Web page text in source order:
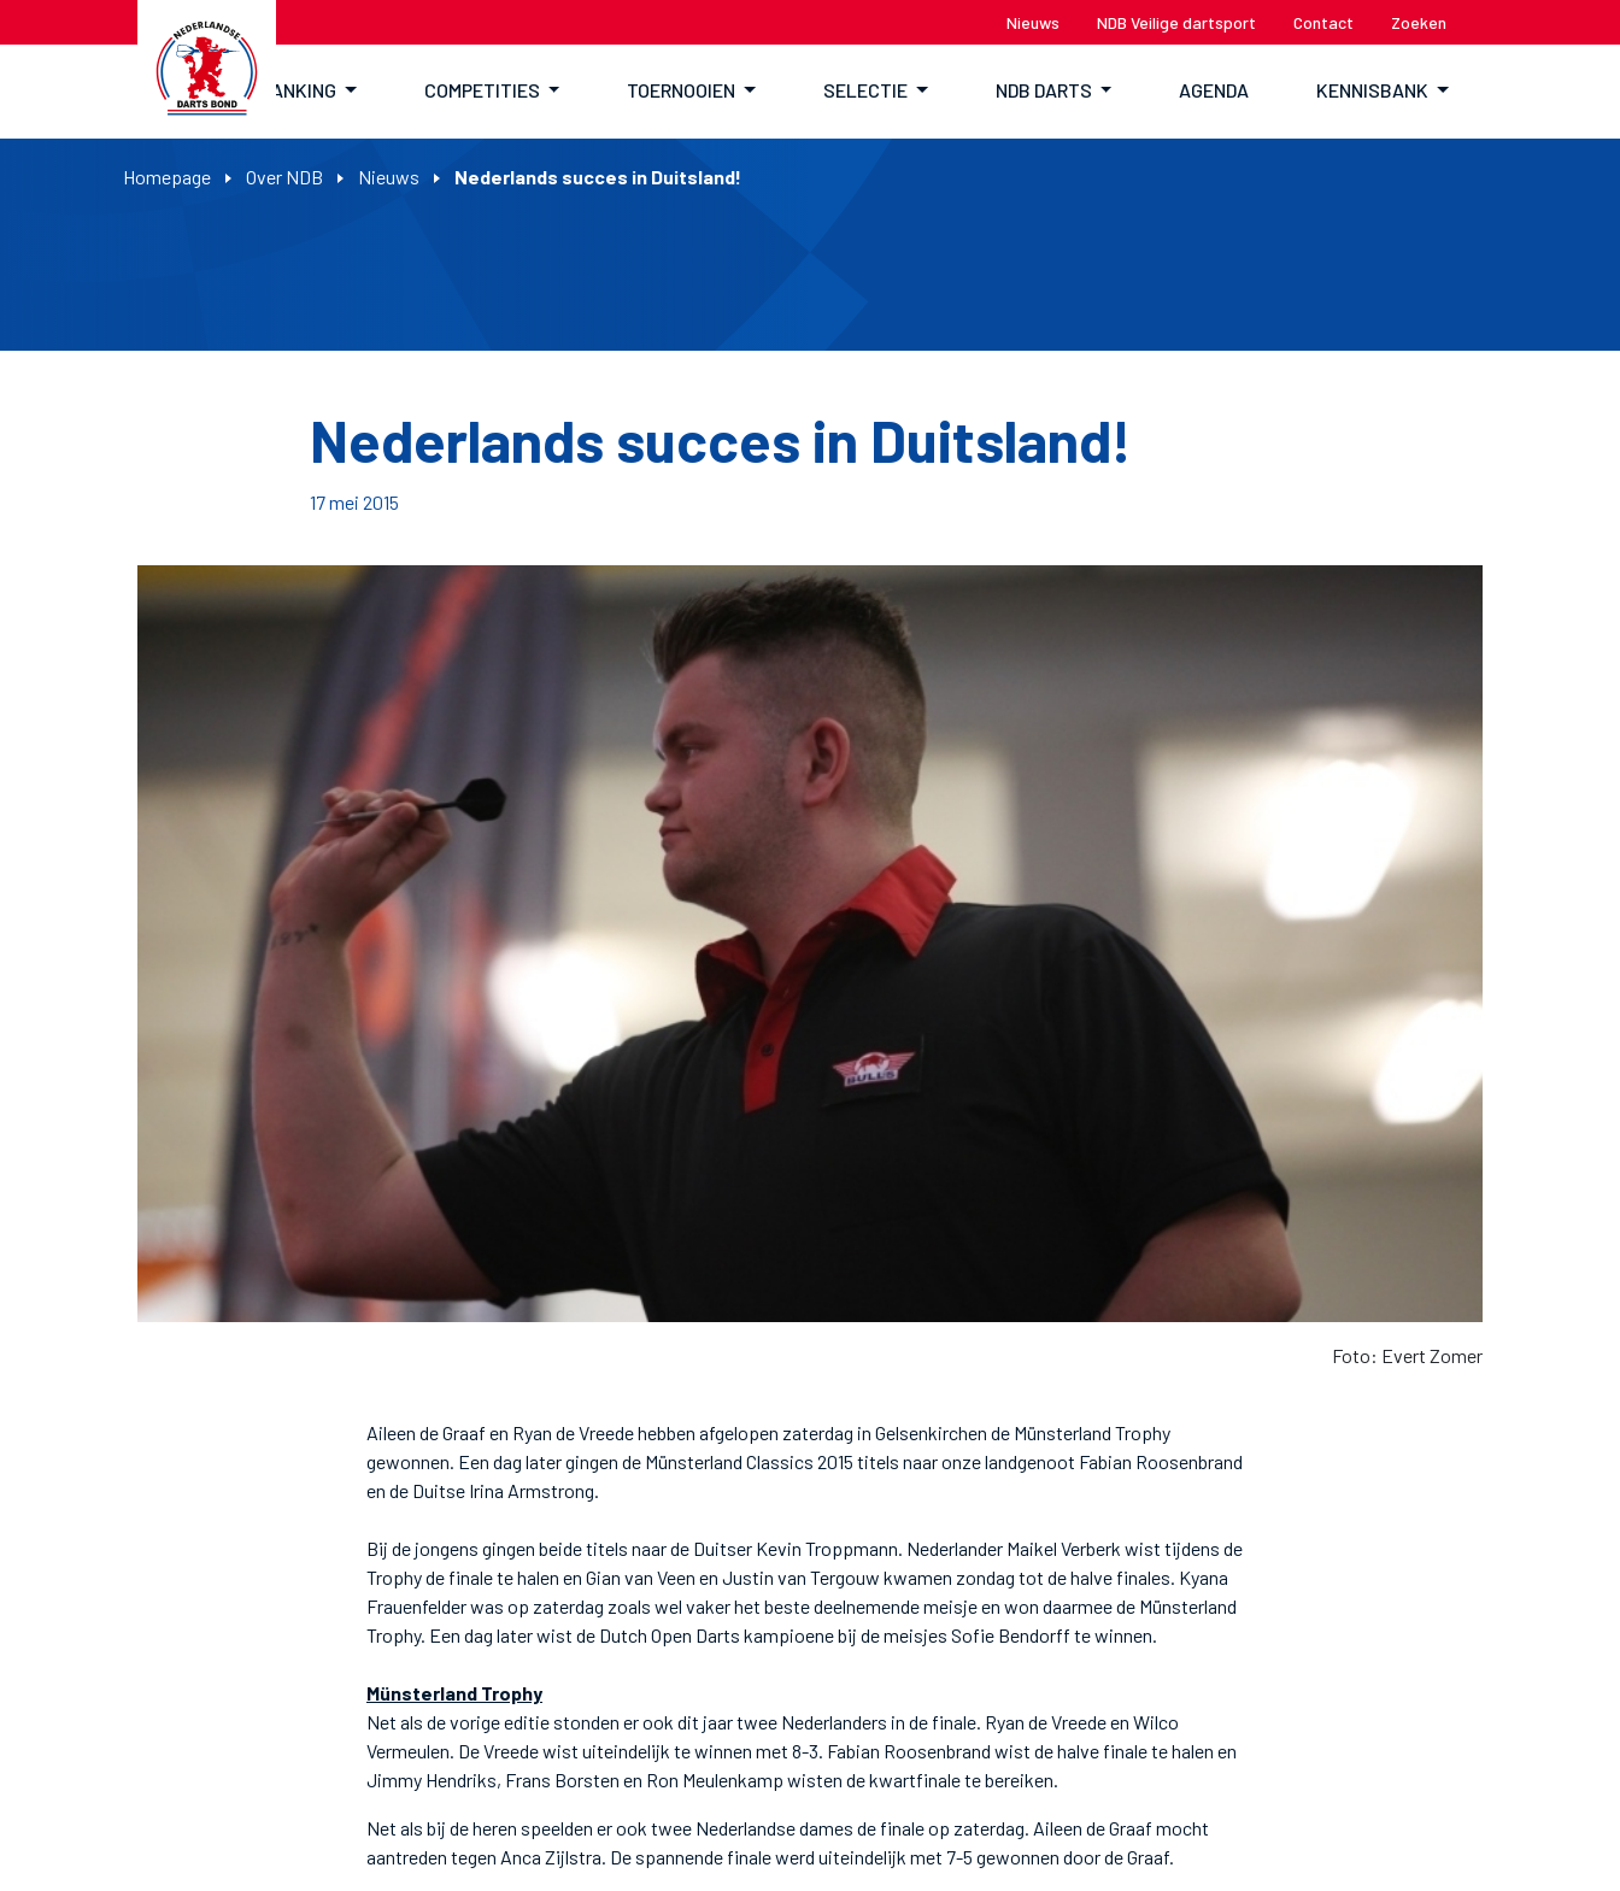
Nieuws NDB Veilige dartsport Contact Zoeken
RANKING COMPETITIES TOERNOOIEN SELECTIE NDB DARTS AGENDA KENNISBANK
Homepage Over NDB Nieuws Nederlands succes in Duitsland!
Nederlands succes in Duitsland!
17 mei 2015
Foto: Evert Zomer
Aileen de Graaf en Ryan de Vreede hebben afgelopen zaterdag in Gelsenkirchen de Münsterland Trophy
gewonnen. Een dag later gingen de Münsterland Classics 2015 titels naar onze landgenoot Fabian Roosenbrand
en de Duitse Irina Armstrong.
Bij de jongens gingen beide titels naar de Duitser Kevin Troppmann. Nederlander Maikel Verberk wist tijdens de
Trophy de finale te halen en Gian van Veen en Justin van Tergouw kwamen zondag tot de halve finales. Kyana
Frauenfelder was op zaterdag zoals wel vaker het beste deelnemende meisje en won daarmee de Münsterland
Trophy. Een dag later wist de Dutch Open Darts kampioene bij de meisjes Sofie Bendorff te winnen.
Münsterland Trophy
Net als de vorige editie stonden er ook dit jaar twee Nederlanders in de finale. Ryan de Vreede en Wilco
Vermeulen. De Vreede wist uiteindelijk te winnen met 8-3. Fabian Roosenbrand wist de halve finale te halen en
Jimmy Hendriks, Frans Borsten en Ron Meulenkamp wisten de kwartfinale te bereiken.
Net als bij de heren speelden er ook twee Nederlandse dames de finale op zaterdag. Aileen de Graaf mocht
aantreden tegen Anca Zijlstra. De spannende finale werd uiteindelijk met 7-5 gewonnen door de Graaf.